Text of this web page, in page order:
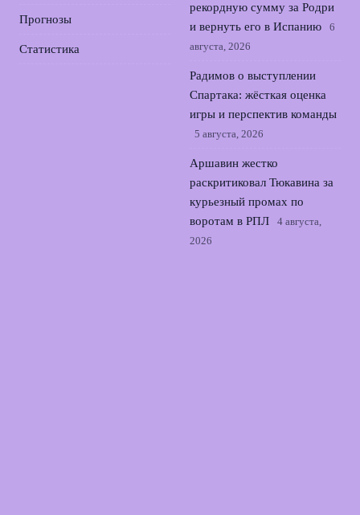
Прогнозы
Статистика
рекордную сумму за Родри
и вернуть его в Испанию
6
августа, 2026
Радимов о выступлении
Спартака: жёсткая оценка
игры и перспектив команды
5 августа, 2026
Аршавин жестко
раскритиковал Тюкавина за
курьезный промах по
воротам в РПЛ
4 августа,
2026